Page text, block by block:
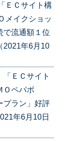
ＥＣサイト構
メイクショッ
で流通額１位
2021年6月10
ＥＣサイト
Ｏペパボ
プラン」好評
年6月10日